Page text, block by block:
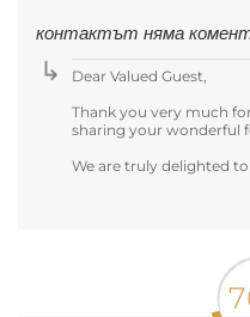
контактът няма
Dear Valued Guest,
Thank you very much
sharing your wonderful
We are truly delighted to